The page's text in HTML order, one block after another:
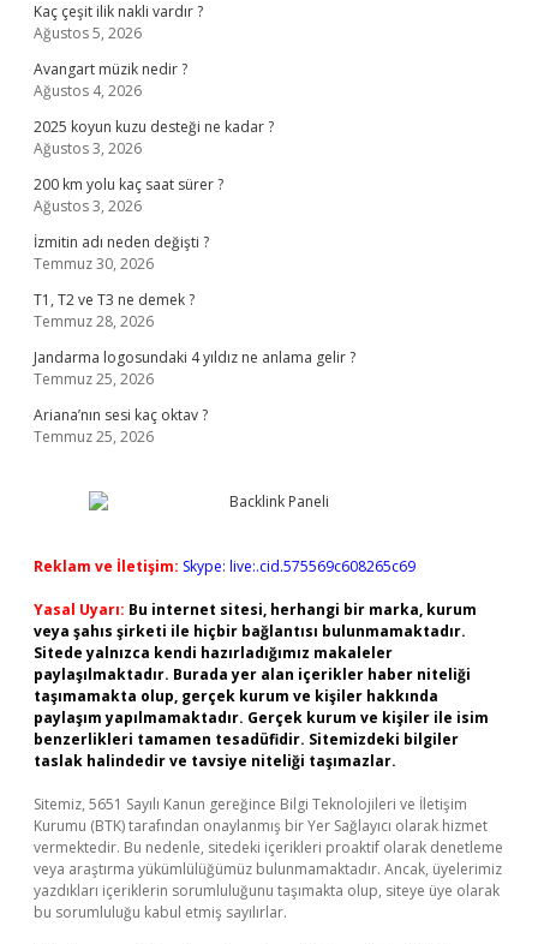
Kaç çeşit ilik nakli vardır ?
Ağustos 5, 2026
Avangart müzik nedir ?
Ağustos 4, 2026
2025 koyun kuzu desteği ne kadar ?
Ağustos 3, 2026
200 km yolu kaç saat sürer ?
Ağustos 3, 2026
İzmitin adı neden değişti ?
Temmuz 30, 2026
T1, T2 ve T3 ne demek ?
Temmuz 28, 2026
Jandarma logosundaki 4 yıldız ne anlama gelir ?
Temmuz 25, 2026
Ariana’nın sesi kaç oktav ?
Temmuz 25, 2026
Reklam ve İletişim: Skype: live:.cid.575569c608265c69
Yasal Uyarı: Bu internet sitesi, herhangi bir marka, kurum
veya şahıs şirketi ile hiçbir bağlantısı bulunmamaktadır.
Sitede yalnızca kendi hazırladığımız makaleler
paylaşılmaktadır. Burada yer alan içerikler haber niteliği
taşımamakta olup, gerçek kurum ve kişiler hakkında
paylaşım yapılmamaktadır. Gerçek kurum ve kişiler ile isim
benzerlikleri tamamen tesadüfidir. Sitemizdeki bilgiler
taslak halindedir ve tavsiye niteliği taşımazlar.
Sitemiz, 5651 Sayılı Kanun gereğince Bilgi Teknolojileri ve İletişim
Kurumu (BTK) tarafından onaylanmış bir Yer Sağlayıcı olarak hizmet
vermektedir. Bu nedenle, sitedeki içerikleri proaktif olarak denetleme
veya araştırma yükümlülüğümüz bulunmamaktadır. Ancak, üyelerimiz
yazdıkları içeriklerin sorumluluğunu taşımakta olup, siteye üye olarak
bu sorumluluğu kabul etmiş sayılırlar.